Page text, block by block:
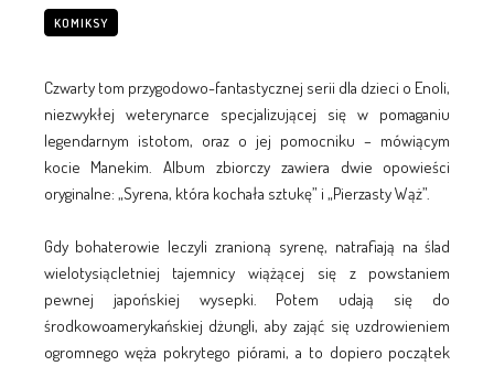
KOMIKSY
Czwarty tom przygodowo-fantastycznej serii dla dzieci o Enoli,
niezwykłej weterynarce specjalizującej się w pomaganiu
legendarnym istotom, oraz o jej pomocniku – mówiącym
kocie Manekim. Album zbiorczy zawiera dwie opowieści
oryginalne: „Syrena, która kochała sztukę” i „Pierzasty Wąż”.
Gdy bohaterowie leczyli zranioną syrenę, natrafiają na ślad
wielotysiącletniej tajemnicy wiążącej się z powstaniem
pewnej japońskiej wysepki. Potem udają się do
środkowoamerykańskiej dżungli, aby zająć się uzdrowieniem
ogromnego węża pokrytego piórami, a to dopiero początek